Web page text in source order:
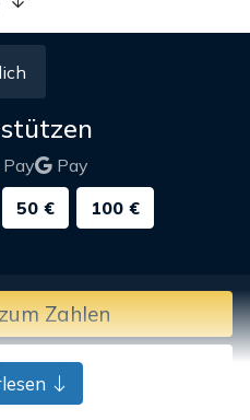
Pay
Pay
50 € 100 €
Zahlen